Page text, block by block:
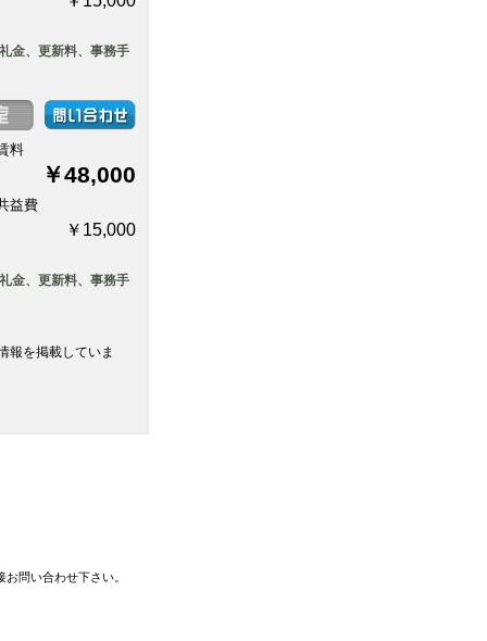
金、更新料、事務手
料
￥48,000
益費
￥15,000
金、更新料、事務手
報を掲載していま
問い合わせ下さい。